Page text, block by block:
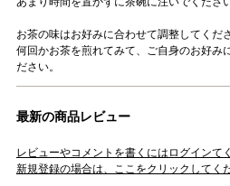
お茶の味はお好みに合わせて調整してくだ
何回かお茶を煎れてみて、ご自身のお好み
ださい。
最新の商品レビュー
レビューやコメントを書くにはログインて
新規登録の場合は、ここをクリックしてく